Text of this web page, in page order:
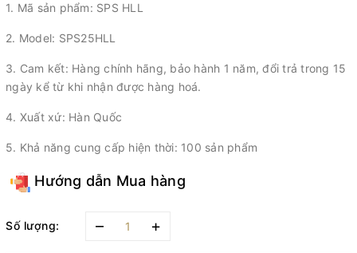
1. Mã sản phẩm: SPS HLL
2. Model: SPS25HLL
3. Cam kết: Hàng chính hãng, bảo hành 1 năm, đổi trả trong 15
ngày kể từ khi nhận được hàng hoá.
4. Xuất xứ: Hàn Quốc
5. Khả năng cung cấp hiện thời: 100 sản phẩm
Hướng dẫn Mua hàng
Số lượng: – +